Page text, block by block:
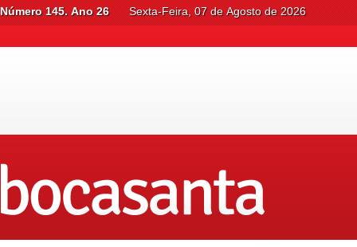
Número 145. Ano 26 Sexta-Feira, 07 de Agosto de 2026